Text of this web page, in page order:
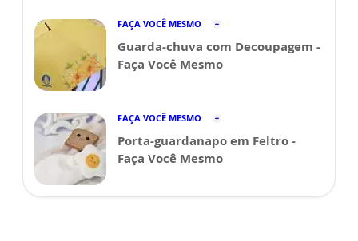
FAÇA VOCÊ MESMO
Guarda-chuva com Decoupagem -
Faça Você Mesmo
FAÇA VOCÊ MESMO
Porta-guardanapo em Feltro -
Faça Você Mesmo